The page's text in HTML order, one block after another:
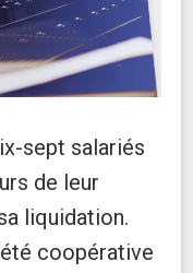
sept salariés
de leur
liquidation.
coopérative